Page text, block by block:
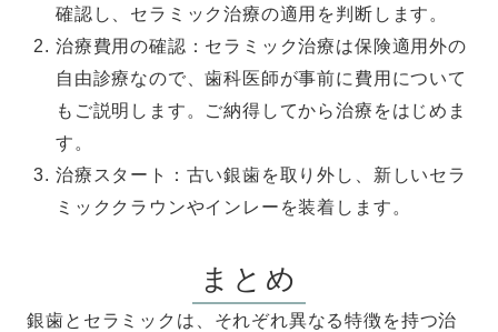
確認し、セラミック治療の適用を判断します。
治療費用の確認：セラミック治療は保険適用外の
自由診療なので、歯科医師が事前に費用について
もご説明します。ご納得してから治療をはじめま
す。
治療スタート：古い銀歯を取り外し、新しいセラ
ミッククラウンやインレーを装着します。
まとめ
銀歯とセラミックは、それぞれ異なる特徴を持つ治